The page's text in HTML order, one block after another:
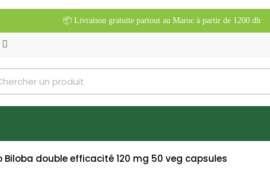
📦 Livraison gratuite partout au Maroc à partir de 1200 dh
Biloba double efficacité 120 mg 50 veg capsules